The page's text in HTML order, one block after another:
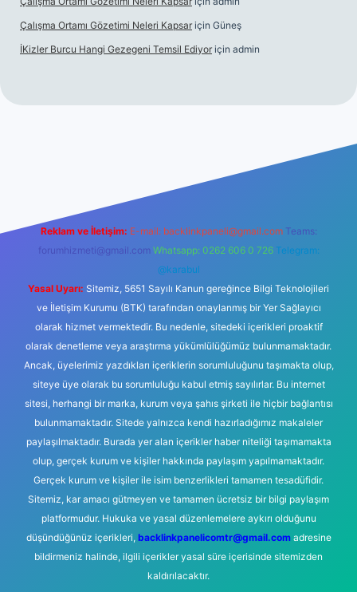
Çalışma Ortamı Gözetimi Neleri Kapsar için Güneş
İKizler Burcu Hangi Gezegeni Temsil Ediyor için admin
Reklam ve İletişim: E-mail: backlinkpaneli@gmail.com Teams:
forumhizmeti@gmail.com Whatsapp: 0262 606 0 726 Telegram:
@karabul
Yasal Uyarı: Sitemiz, 5651 Sayılı Kanun gereğince Bilgi Teknolojileri
ve İletişim Kurumu (BTK) tarafından onaylanmış bir Yer Sağlayıcı
olarak hizmet vermektedir. Bu nedenle, sitedeki içerikleri proaktif
olarak denetleme veya araştırma yükümlülüğümüz bulunmamaktadır.
Ancak, üyelerimiz yazdıkları içeriklerin sorumluluğunu taşımakta olup,
siteye üye olarak bu sorumluluğu kabul etmiş sayılırlar. Bu internet
sitesi, herhangi bir marka, kurum veya şahıs şirketi ile hiçbir bağlantısı
bulunmamaktadır. Sitede yalnızca kendi hazırladığımız makaleler
paylaşılmaktadır. Burada yer alan içerikler haber niteliği taşımamakta
olup, gerçek kurum ve kişiler hakkında paylaşım yapılmamaktadır.
Gerçek kurum ve kişiler ile isim benzerlikleri tamamen tesadüfidir.
Sitemiz, kar amacı gütmeyen ve tamamen ücretsiz bir bilgi paylaşım
platformudur. Hukuka ve yasal düzenlemelere aykırı olduğunu
düşündüğünüz içerikleri, backlinkpanelicomtr@gmail.comadresine
bildirmeniz halinde, ilgili içerikler yasal süre içerisinde sitemizden
kaldırılacaktır.